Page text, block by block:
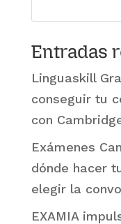
Entradas
Linguaskill
conseguir tu
con
Exámenes
dónde hacer
elegir la
EXAMIA